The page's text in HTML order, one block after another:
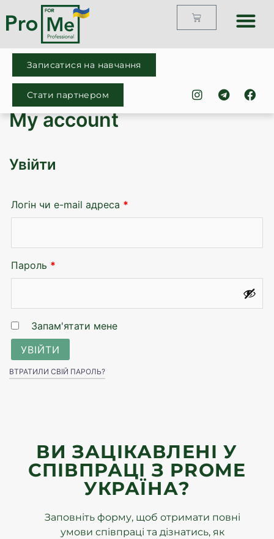
Записатися на навчання
Стати партнером
My account
Увійти
Логін чи e-mail адреса *
Пароль *
Запам'ятати мене
УВІЙТИ
ВТРАТИЛИ СВІЙ ПАРОЛЬ?
ВИ ЗАЦІКАВЛЕНІ У
СПІВПРАЦІ З PROME
УКРАЇНА?
Заповніть форму, щоб отримати повні
умови співпраці та дізнатись, як